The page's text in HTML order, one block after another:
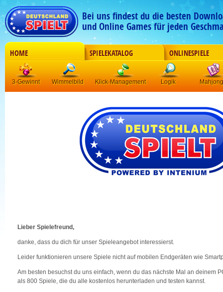
Bei uns findest du die besten
und Online Games für jeden
HOME SPIELEKATALOG ONLINESPIELE
3-Gewinnt Wimmelbild Klick-Management Logik Mahjong
Lieber Spielefreund,
danke, dass du dich für unser Spieleangebot interessierst.
Leider funktionieren unsere Spiele nicht auf mobilen Endgeräten wie
Am besten besuchst du uns einfach, wenn du das nächste Mal an deinem
als 800 Spiele, die du alle kostenlos herunterladen und testen kannst.